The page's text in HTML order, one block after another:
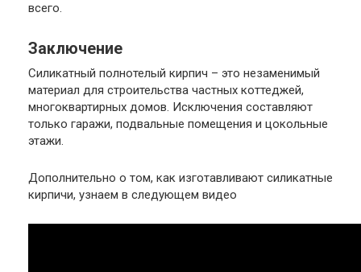
всего.
Заключение
Силикатный полнотелый кирпич – это незаменимый
материал для строительства частных коттеджей,
многоквартирных домов. Исключения составляют
только гаражи, подвальные помещения и цокольные
этажи.
Дополнительно о том, как изготавливают силикатные
кирпичи, узнаем в следующем видео